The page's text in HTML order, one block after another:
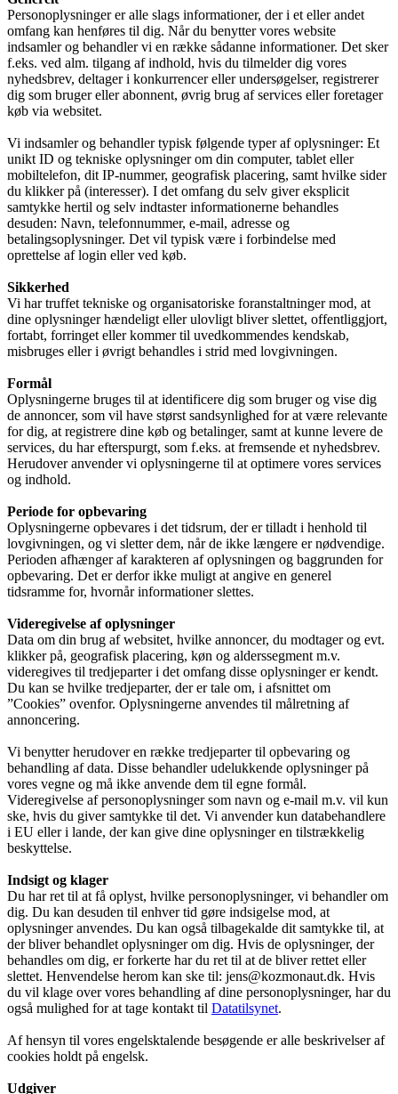
Personoplysninger er alle slags informationer, der i et eller andet
omfang kan henføres til dig. Når du benytter vores website
indsamler og behandler vi en række sådanne informationer. Det sker
f.eks. ved alm. tilgang af indhold, hvis du tilmelder dig vores
nyhedsbrev, deltager i konkurrencer eller undersøgelser, registrerer
dig som bruger eller abonnent, øvrig brug af services eller foretager
køb via websitet.
Vi indsamler og behandler typisk følgende typer af oplysninger: Et
unikt ID og tekniske oplysninger om din computer, tablet eller
mobiltelefon, dit IP-nummer, geografisk placering, samt hvilke sider
du klikker på (interesser). I det omfang du selv giver eksplicit
samtykke hertil og selv indtaster informationerne behandles
desuden: Navn, telefonnummer, e-mail, adresse og
betalingsoplysninger. Det vil typisk være i forbindelse med
oprettelse af login eller ved køb.
Sikkerhed
Vi har truffet tekniske og organisatoriske foranstaltninger mod, at
dine oplysninger hændeligt eller ulovligt bliver slettet, offentliggjort,
fortabt, forringet eller kommer til uvedkommendes kendskab,
misbruges eller i øvrigt behandles i strid med lovgivningen.
Formål
Oplysningerne bruges til at identificere dig som bruger og vise dig
de annoncer, som vil have størst sandsynlighed for at være relevante
for dig, at registrere dine køb og betalinger, samt at kunne levere de
services, du har efterspurgt, som f.eks. at fremsende et nyhedsbrev.
Herudover anvender vi oplysningerne til at optimere vores services
og indhold.
Periode for opbevaring
Oplysningerne opbevares i det tidsrum, der er tilladt i henhold til
lovgivningen, og vi sletter dem, når de ikke længere er nødvendige.
Perioden afhænger af karakteren af oplysningen og baggrunden for
opbevaring. Det er derfor ikke muligt at angive en generel
tidsramme for, hvornår informationer slettes.
Videregivelse af oplysninger
Data om din brug af websitet, hvilke annoncer, du modtager og evt.
klikker på, geografisk placering, køn og alderssegment m.v.
videregives til tredjeparter i det omfang disse oplysninger er kendt.
Du kan se hvilke tredjeparter, der er tale om, i afsnittet om
”Cookies” ovenfor. Oplysningerne anvendes til målretning af
annoncering.
Vi benytter herudover en række tredjeparter til opbevaring og
behandling af data. Disse behandler udelukkende oplysninger på
vores vegne og må ikke anvende dem til egne formål.
Videregivelse af personoplysninger som navn og e-mail m.v. vil kun
ske, hvis du giver samtykke til det. Vi anvender kun databehandlere
i EU eller i lande, der kan give dine oplysninger en tilstrækkelig
beskyttelse.
Indsigt og klager
Du har ret til at få oplyst, hvilke personoplysninger, vi behandler om
dig. Du kan desuden til enhver tid gøre indsigelse mod, at
oplysninger anvendes. Du kan også tilbagekalde dit samtykke til, at
der bliver behandlet oplysninger om dig. Hvis de oplysninger, der
behandles om dig, er forkerte har du ret til at de bliver rettet eller
slettet. Henvendelse herom kan ske til: jens@kozmonaut.dk. Hvis
du vil klage over vores behandling af dine personoplysninger, har du
også mulighed for at tage kontakt til Datatilsynet.
Af hensyn til vores engelsktalende besøgende er alle beskrivelser af
cookies holdt på engelsk.
Udgiver